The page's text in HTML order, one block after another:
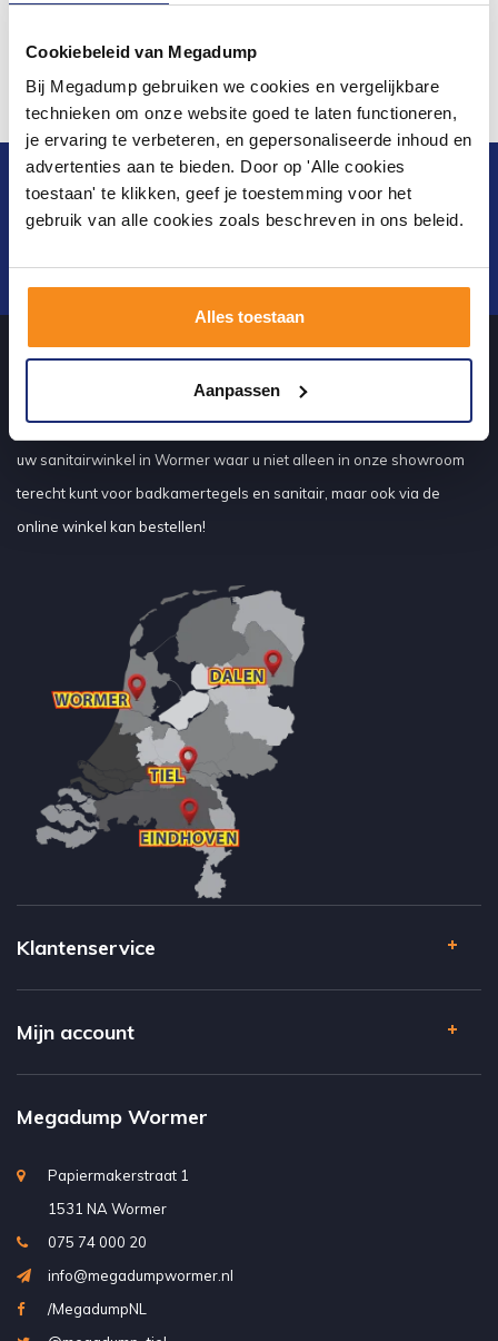
Cookiebeleid van Megadump
Bij Megadump gebruiken we cookies en vergelijkbare
technieken om onze website goed te laten functioneren,
je ervaring te verbeteren, en gepersonaliseerde inhoud en
advertenties aan te bieden. Door op 'Alle cookies
toestaan' te klikken, geef je toestemming voor het
gebruik van alle cookies zoals beschreven in ons beleid.
Alles toestaan
Aanpassen
Blijf op de hoogte van het laatste nieuws en
ontwikkelingen
Verstuur
uw sanitairwinkel in Wormer waar u niet alleen in onze showroom
terecht kunt voor badkamertegels en sanitair, maar ook via de
online winkel kan bestellen!
Klantenservice
Mijn account
Megadump Wormer
Papiermakerstraat 1
1531 NA Wormer
075 74 000 20
info@megadumpwormer.nl
/MegadumpNL